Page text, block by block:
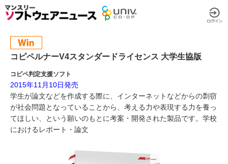
コピペルナーV4スタンダードライセンス 大学生協版
コピペ判定支援ソフト
2015年11月10日発売
学生が論文などを作成する際に、インターネットなどからの剽窃
が社会問題となっていることから、考える力や表現する力を養っ
てほしい、という願いのもとに考案・開発された製品です。学校
におけるレポート・論文